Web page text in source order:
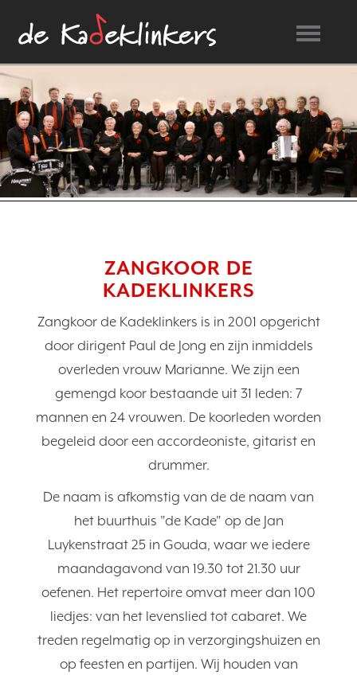
ZANGKOOR DE
KADEKLINKERS
Zangkoor de Kadeklinkers is in 2001 opgericht
door dirigent Paul de Jong en zijn inmiddels
overleden vrouw Marianne. We zijn een
gemengd koor bestaande uit 31 leden: 7
mannen en 24 vrouwen. De koorleden worden
begeleid door een accordeoniste, gitarist en
drummer.
De naam is afkomstig van de de naam van
het buurthuis "de Kade" op de Jan
Luykenstraat 25 in Gouda, waar we iedere
maandagavond van 19.30 tot 21.30 uur
oefenen. Het repertoire omvat meer dan 100
liedjes: van het levenslied tot cabaret. We
treden regelmatig op in verzorgingshuizen en
op feesten en partijen. Wij houden van